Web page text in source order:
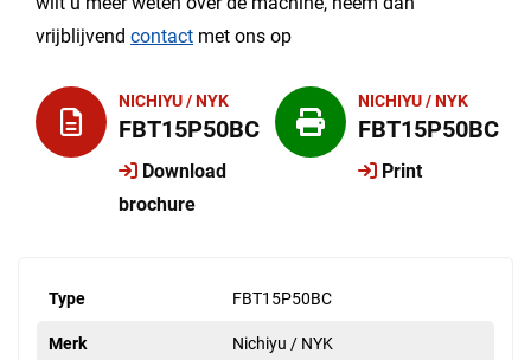
vrijblijvend contact met ons op
NICHIYU / NYK
FBT15P50BC
Download
brochure
NICHIYU / NYK
FBT15P50BC
Print
Type FBT15P50BC
Merk Nichiyu / NYK